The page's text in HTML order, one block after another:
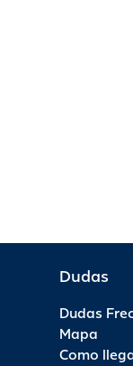
Dudas
Dudas
Mapa
Como